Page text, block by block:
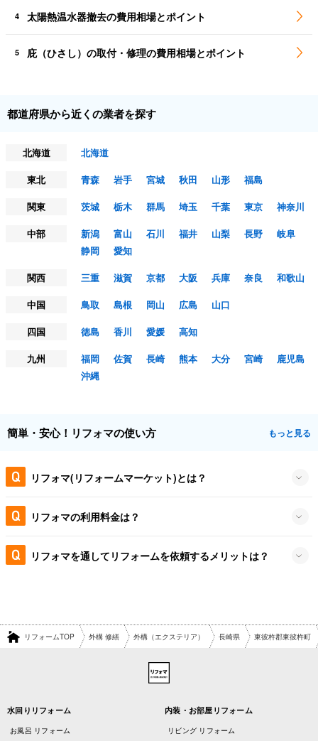
4 太陽熱温水器撤去の費用相場とポイント
5 庇（ひさし）の取付・修理の費用相場とポイント
都道府県から近くの業者を探す
北海道
北海道
東北
青森 岩手 宮城 秋田 山形
福島
関東
茨城 栃木 群馬 埼玉 千葉 東京
神奈川
中部
新潟 富山 石川 福井 山梨 長野
岐阜
静岡
愛知
関西
三重 滋賀 京都 大阪 兵庫 奈良
和歌山
中国
鳥取 島根 岡山 広島
山口
四国
徳島 香川 愛媛
高知
九州
福岡 佐賀 長崎 熊本 大分 宮崎
鹿児島
沖縄
簡単・安心！リフォマの使い方 もっと見る
リフォマ(リフォームマーケット)とは？
リフォマの利用料金は？
リフォマを通してリフォームを依頼するメリットは？
リフォームTOP 外構 修繕 外構（エクステリア） 長崎県 東彼杵郡東彼杵町
水回りリフォーム
お風呂 リフォーム
内装・お部屋リフォーム
リビング リフォーム